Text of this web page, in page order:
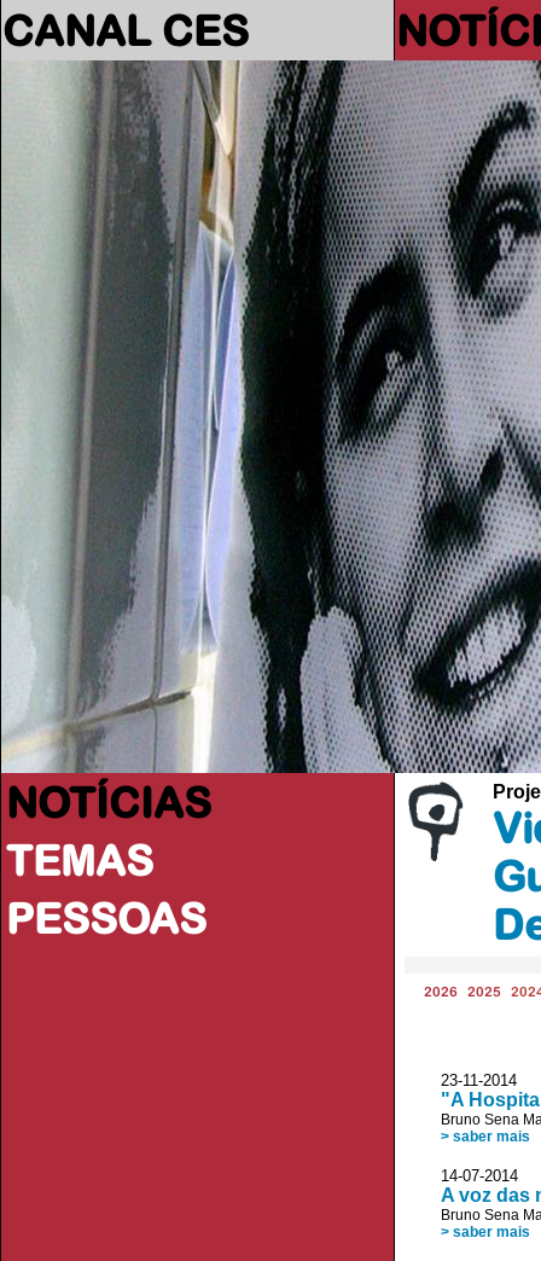
CANAL CES
NOTÍCIAS
TEMAS
PESSOAS
2026 2025
23-11-
"A
Bruno Sena
> saber mais
14-07-2014
A voz das
Bruno Sena
> saber mais